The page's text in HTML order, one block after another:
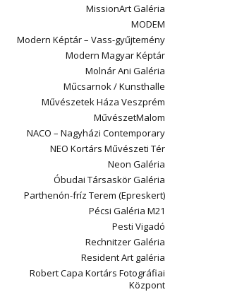
MissionArt Galéria
MODEM
Modern Képtár – Vass-gyűjtemény
Modern Magyar Képtár
Molnár Ani Galéria
Műcsarnok / Kunsthalle
Művészetek Háza Veszprém
MűvészetMalom
NACO – Nagyházi Contemporary
NEO Kortárs Művészeti Tér
Neon Galéria
Óbudai Társaskör Galéria
Parthenón-fríz Terem (Epreskert)
Pécsi Galéria M21
Pesti Vigadó
Rechnitzer Galéria
Resident Art galéria
Robert Capa Kortárs Fotográfiai
Központ